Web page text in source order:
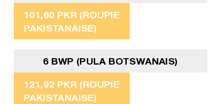
101,60 PKR (ROUPIE
PAKISTANAISE)
6 BWP (PULA BOTSWANAIS)
121,92 PKR (ROUPIE
PAKISTANAISE)